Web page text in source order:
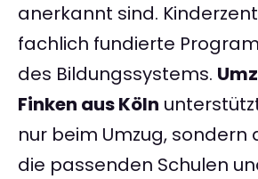
anerkannt sind.
fachlich fundierte
des Bildungssystems.
Finken aus Köln
nur beim Umzug, sondern
die passenden Schulen